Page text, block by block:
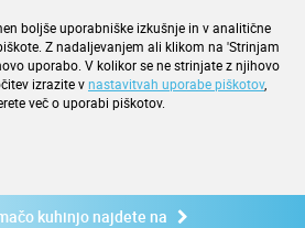
boljše uporabniške izkušnje in v analitične
Z nadaljevanjem ali klikom na 'Strinjam
uporabo. V kolikor se ne strinjate z njihovo
izrazite vnastavitvah uporabe piškotov,
več o uporabi piškotov.
kuhinjo najdete na